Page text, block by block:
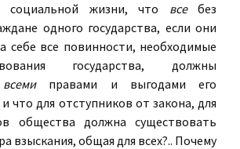
социальной жизни, что все без
одного государства, если они
себе все повинности, необходимые
государства, должны
всеми правами и выгодами его
что для отступников от закона, для
общества должна существовать
взыскания, общая для всех?.. Почему